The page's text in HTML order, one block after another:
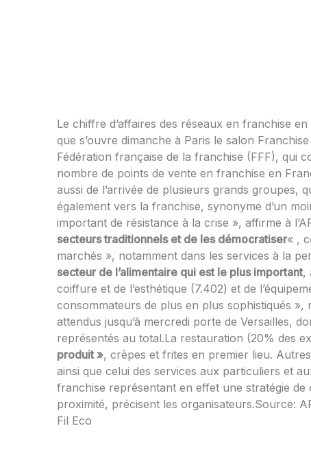
Le chiffre d’affaires des réseaux en franchise
que s’ouvre dimanche à Paris le salon
Fédération française de la franchise (FFF), qui
nombre de points de vente en franchise en
aussi de l’arrivée de plusieurs grands groupes,
également vers la franchise, synonyme d’un
important de résistance à la crise », affirme à
secteurs traditionnels et de les démocratiser« ,
marchés », notamment dans les services à la
secteur de l’alimentaire qui est le plus important,
coiffure et de l’esthétique (7.402) et de
consommateurs de plus en plus sophistiqués
attendus jusqu’à mercredi porte de Versailles,
représentés au total.La restauration (20% des
produit », crêpes et frites en premier lieu.
ainsi que celui des services aux particuliers et
franchise représentant en effet une stratégie
proximité, précisent les organisateurs.Source:
Fil Eco